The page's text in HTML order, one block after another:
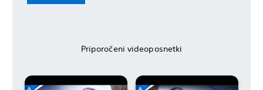
Priporočeni videoposnetki